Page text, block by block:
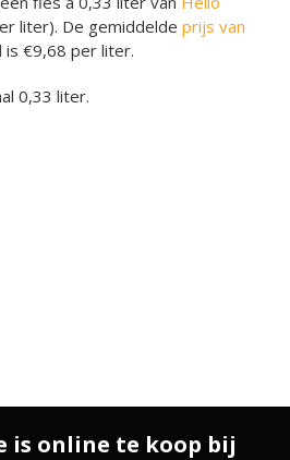
liter). De gemiddelde prijs van
is €9,68 per liter.
0,33 liter.
is online te koop bij